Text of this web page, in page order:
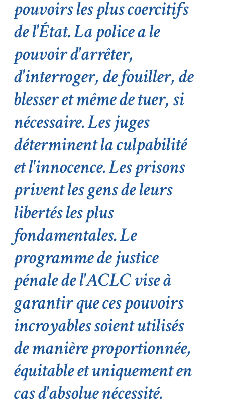
pouvoirs les plus coercitifs
de l'État. La police a le
pouvoir d'arrêter,
d'interroger, de fouiller, de
blesser et même de tuer, si
nécessaire. Les juges
déterminent la culpabilité
et l'innocence. Les prisons
privent les gens de leurs
libertés les plus
fondamentales. Le
programme de justice
pénale de l'ACLC vise à
garantir que ces pouvoirs
incroyables soient utilisés
de manière proportionnée,
équitable et uniquement en
cas d'absolue nécessité.